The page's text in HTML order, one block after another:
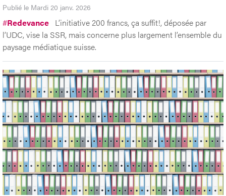
Publié le Mardi 20 janv. 2026
#Redevance L’initiative 200 francs, ça suffit!, déposée par
l’UDC, vise la SSR, mais concerne plus largement l’ensemble du
paysage médiatique suisse.